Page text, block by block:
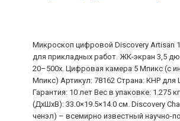
Микроскоп цифровой Discovery Artisan
для прикладных работ. ЖК-экран 3,5
20–500x. Цифровая камера 5 Мпикс (с
Мпикс) Артикул: 78162 Страна: КНР для
Гарантия: 10 лет Вес в упаковке: 1.275
(ДхШхВ): 33.0×19.5×14.0 см. Discovery
ченэл) – всемирно известный научно-